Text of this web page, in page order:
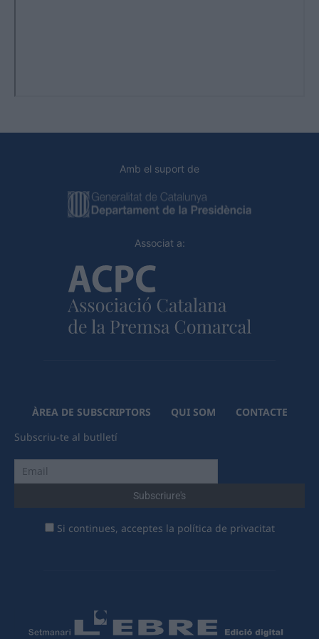
Amb el suport de
Associat a:
ÀREA DE SUBSCRIPTORS QUI SOM
CONTACTE
Subscriu-te al butlletí
Si continues, acceptes la política de privacitat